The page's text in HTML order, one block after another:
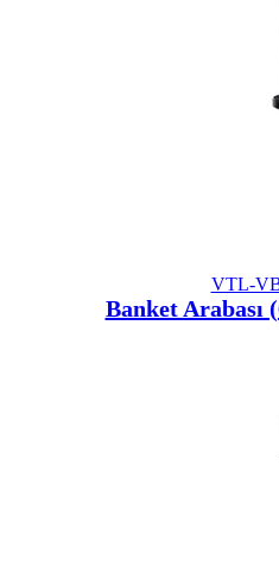
VTL-
Banket Arabası